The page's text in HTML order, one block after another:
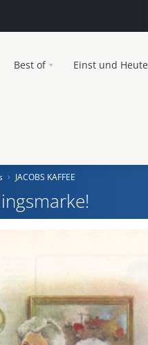
Best of Einst und Heute
JACOBS KAFFEE